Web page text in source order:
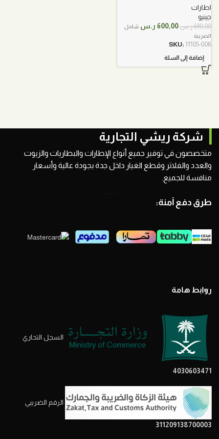
اطارات
جينيو
690,00ر.س السعر
هو:
600,00 ر.س السعر
شامل
الضريبة
SKU: 11105-006
إضافة إلى السلة
شركة ريشي التجارية
متخصصون في توفير جميع أنواع الإطارات والبطاريات والزيوت
والعدد والفلاتر وقطع الغيار داخل جدة بجودة عالية وأسعار
منافسة للجميع.
طرق دفع آمنة:
روابط هامة
السجل التحاري
4030603471
الرقم الضريبي
311209138700003